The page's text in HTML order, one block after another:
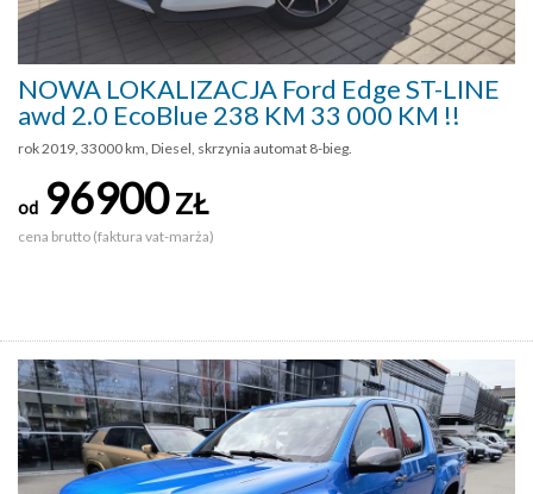
NOWA LOKALIZACJA Ford Edge ST-LINE
awd 2.0 EcoBlue 238 KM 33 000 KM !!
rok 2019, 33000 km, Diesel, skrzynia automat 8-bieg.
od 96900ZŁ
cena brutto (faktura vat-marża)